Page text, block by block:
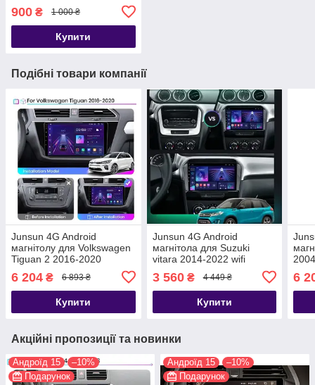
900 ₴ 1 000 ₴
Купити
Подібні товари компанії
Junsun 4G Android
магнітолу для Volkswagen
Tiguan 2 2016-2020
6 204 ₴ 6 893 ₴
Купити
Junsun 4G Android
магнітола для Suzuki
vitara 2014-2022 wifi
3 560₴ 4 449 ₴
Купити
6
Акційні пропозиції та новинки
Андроїд 15
–10%
Подарунок
Андроїд 15
–10%
Подарунок